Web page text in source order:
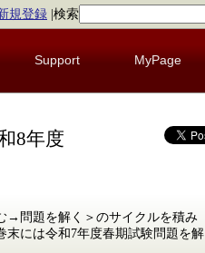
規登録 検索
Support MyPage
8年度
→問題を解く＞のサイクルを積み
末には令和7年度春期試験問題を解